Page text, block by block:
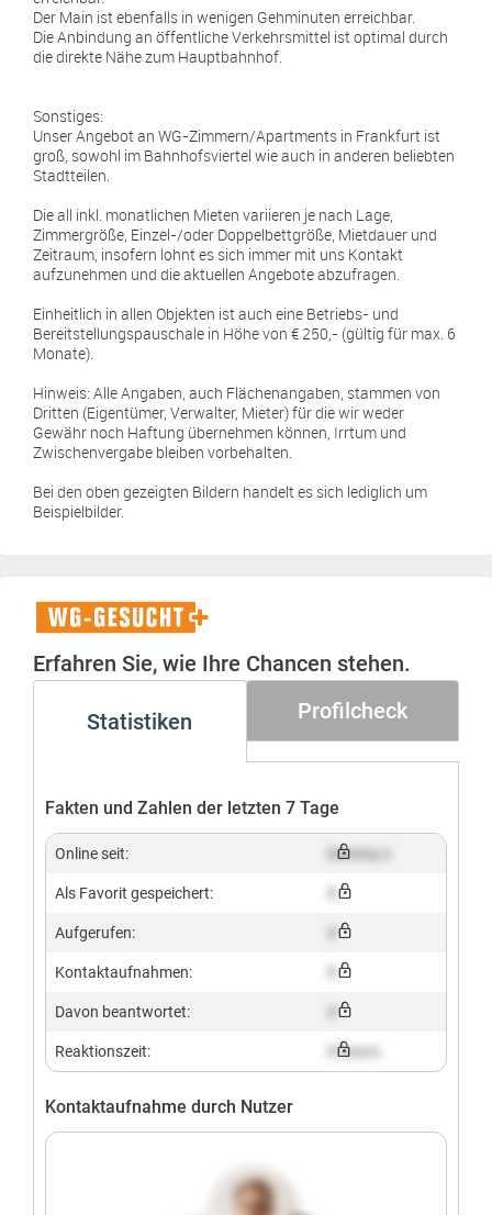
Der Main ist ebenfalls in wenigen Gehminuten erreichbar.
Die Anbindung an öffentliche Verkehrsmittel ist optimal durch
die direkte Nähe zum Hauptbahnhof.
Sonstiges:
Unser Angebot an WG-Zimmern/Apartments in Frankfurt ist
groß, sowohl im Bahnhofsviertel wie auch in anderen beliebten
Stadtteilen.
Die all inkl. monatlichen Mieten variieren je nach Lage,
Zimmergröße, Einzel-/oder Doppelbettgröße, Mietdauer und
Zeitraum, insofern lohnt es sich immer mit uns Kontakt
aufzunehmen und die aktuellen Angebote abzufragen.
Einheitlich in allen Objekten ist auch eine Betriebs- und
Bereitstellungspauschale in Höhe von € 250,- (gültig für max. 6
Monate).
Hinweis: Alle Angaben, auch Flächenangaben, stammen von
Dritten (Eigentümer, Verwalter, Mieter) für die wir weder
Gewähr noch Haftung übernehmen können, Irrtum und
Zwischenvergabe bleiben vorbehalten.
Bei den oben gezeigten Bildern handelt es sich lediglich um
Beispielbilder.
WG-
Gesucht+
Erfahren Sie, wie Ihre Chancen stehen.
Statistiken Profilcheck
Fakten und Zahlen der letzten 7 Tage
Online seit: Dummy x
Als Favorit gespeichert:
Aufgerufen:
Kontaktaufnahmen:
Davon beantwortet:
Reaktionszeit: X hours
Kontaktaufnahme durch Nutzer